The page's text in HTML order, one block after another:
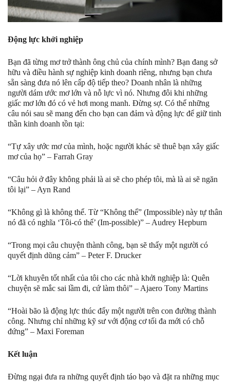
Động lực khởi nghiệp
Bạn đã từng mơ trở thành ông chủ của chính mình? Bạn đang sở
hữu và điều hành sự nghiệp kinh doanh riêng, nhưng bạn chưa
sẵn sàng đưa nó lên cấp độ tiếp theo? Doanh nhân là những
người dám ước mơ lớn và nỗ lực vì nó. Nhưng đôi khi những
giấc mơ lớn đó có vẻ hơi mong manh. Đừng sợ. Có thể những
câu nói sau sẽ mang đến cho bạn can đảm và động lực để giữ tinh
thần kinh doanh tồn tại:
“Tự xây ước mơ của mình, hoặc người khác sẽ thuê bạn xây giấc
mơ của họ” – Farrah Gray
“Câu hỏi ở đây không phải là ai sẽ cho phép tôi, mà là ai sẽ ngăn
tôi lại” – Ayn Rand
“Không gì là không thể. Từ “Không thể” (Impossible) này tự thân
nó đã có nghĩa ‘Tôi-có thể’ (Im-possible)” – Audrey Hepburn
“Trong mọi câu chuyện thành công, bạn sẽ thấy một người có
quyết định dũng cảm” – Peter F. Drucker
“Lời khuyên tốt nhất của tôi cho các nhà khởi nghiệp là: Quên
chuyện sẽ mắc sai lầm đi, cứ làm thôi” – Ajaero Tony Martins
“Hoài bão là động lực thúc đẩy một người trên con đường thành
công. Nhưng chỉ những kỹ sư với động cơ tối đa mới có chỗ
đứng” – Maxi Foreman
Kết luận
Đừng ngại đưa ra những quyết định táo bạo và đặt ra những mục